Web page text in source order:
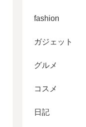
fashion
ガジェット
グルメ
コスメ
日記